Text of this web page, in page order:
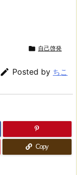
 自己啓発
 Posted by ちこ
Copy